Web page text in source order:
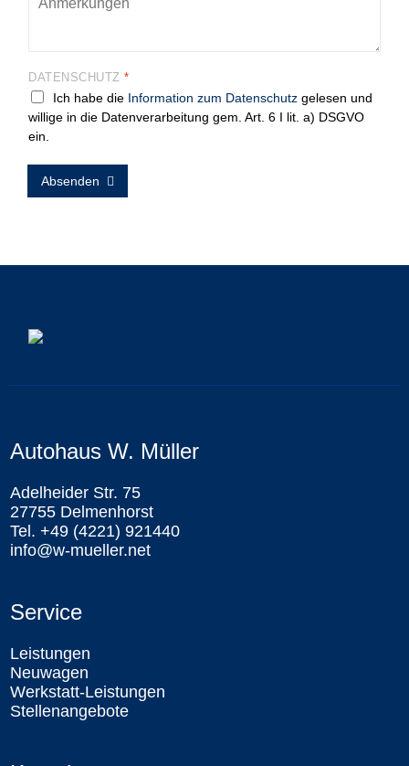
DATENSCHUTZ *
Ich habe die Information zum Datenschutz gelesen und
willige in die Datenverarbeitung gem. Art. 6 I lit. a) DSGVO
ein.
Absenden
Autohaus W. Müller
Adelheider Str. 75
27755 Delmenhorst
Tel. +49 (4221) 921440
info@w-mueller.net
Service
Leistungen
Neuwagen
Werkstatt-Leistungen
Stellenangebote